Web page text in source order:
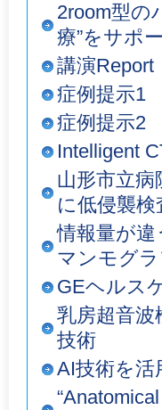
2room型の
療”をサポ
講演
症例提示1
症例提示2
Intelligent
山形市立
に低侵襲
情報量が違
マンモグ
GEヘルス
乳房超音
技術
AI技術を活